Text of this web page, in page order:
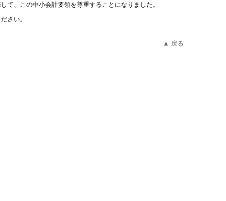
て、この中小会計要領を尊重することになりました。
さい。
▲ 戻る